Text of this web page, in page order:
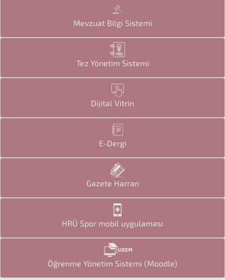
Mevzuat Bilgi Sistemi
Tez Yönetim Sistemi
Dijital Vitrin
E-Dergi
Gazete Harran
HRÜ Spor mobil uygulaması
Öğrenme Yönetim Sistemi (Moodle)